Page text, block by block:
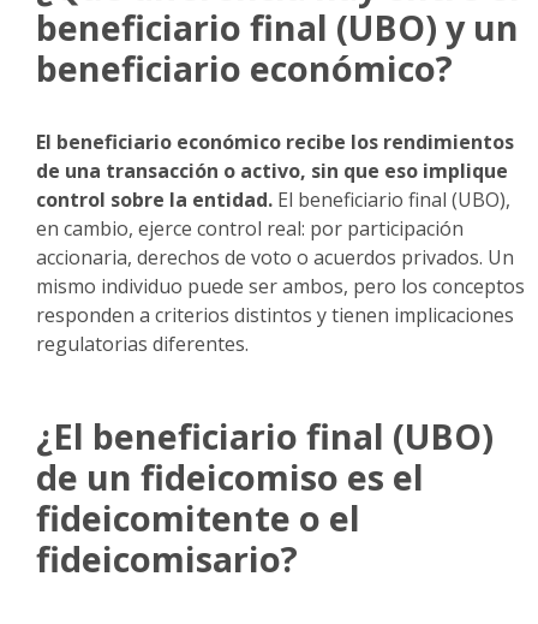
beneficiario final (UBO) y un
beneficiario económico?
El beneficiario económico recibe los rendimientos
de una transacción o activo, sin que eso implique
control sobre la entidad. El beneficiario final (UBO),
en cambio, ejerce control real: por participación
accionaria, derechos de voto o acuerdos privados. Un
mismo individuo puede ser ambos, pero los conceptos
responden a criterios distintos y tienen implicaciones
regulatorias diferentes.
¿El beneficiario final (UBO)
de un fideicomiso es el
fideicomitente o el
fideicomisario?